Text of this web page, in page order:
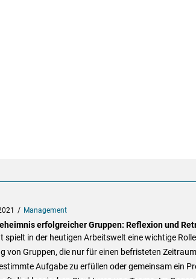
Management
erfolgreicher Gruppen: Reflexion und
spielt in der heutigen Arbeitswelt eine wichtige
von Gruppen, die nur für einen befristeten
Aufgabe zu erfüllen oder gemeinsam ein